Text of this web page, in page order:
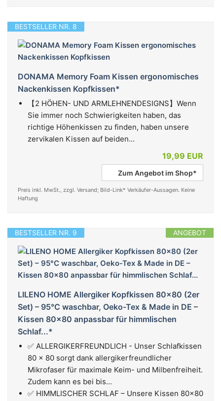
BESTSELLER NR. 8
DONAMA Memory Foam Kissen ergonomisches
Nackenkissen Kopfkissen*
【2 HÖHEN- UND ARMLEHNENDESIGNS】Wenn
Sie immer noch Schwierigkeiten haben, das
richtige Höhenkissen zu finden, haben unsere
zervikalen Kissen auf beiden...
19,99 EUR
Zum Angebot im Shop*
Preis inkl. MwSt., zzgl. Versand; Bild-Link* Verkäufer-Aussagen. Keine
Haftung
ANGEBOT
BESTSELLER NR. 9
LILENO HOME Allergiker Kopfkissen 80x80 (2er
Set) – 95°C waschbar, Oeko-Tex & Made in DE –
Kissen 80x80 anpassbar für himmlischen
Schlaf...*
✅ ALLERGIKERFREUNDLICH - Unser Schlafkissen
80 x 80 sorgt dank allergikerfreundlicher
Mikrofaser für maximale Keim- und Milbenfreiheit.
Zudem kann es bei bis...
✅ HIMMLISCHER SCHLAF – Unsere Kissen 80x80